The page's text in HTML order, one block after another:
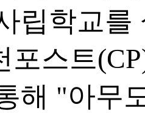
립학교
포스트
해 "아무